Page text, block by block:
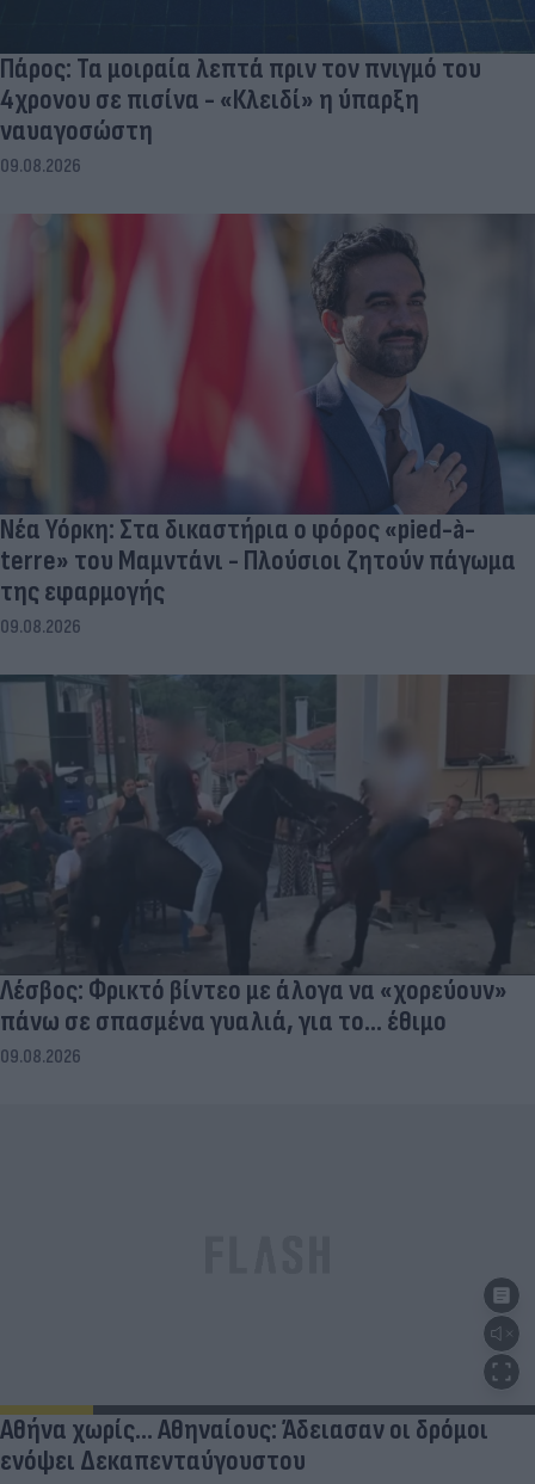
Πάρος: Τα μοιραία λεπτά πριν τον πνιγμό του
4χρονου σε πισίνα - «Κλειδί» η ύπαρξη
ναυαγοσώστη
09.08.2026
Νέα Υόρκη: Στα δικαστήρια ο φόρος «pied-à-
terre» του Μαμντάνι - Πλούσιοι ζητούν πάγωμα
της εφαρμογής
09.08.2026
Λέσβος: Φρικτό βίντεο με άλογα να «χορεύουν»
πάνω σε σπασμένα γυαλιά, για το... έθιμο
09.08.2026
Αθήνα χωρίς… Αθηναίους: Άδειασαν οι δρόμοι
ενόψει Δεκαπενταύγουστου